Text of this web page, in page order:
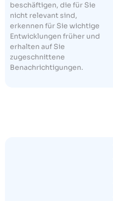
beschäftigen, die für Sie
nicht relevant sind,
erkennen für Sie wichtige
Entwicklungen früher und
erhalten auf Sie
zugeschnittene
Benachrichtigungen.